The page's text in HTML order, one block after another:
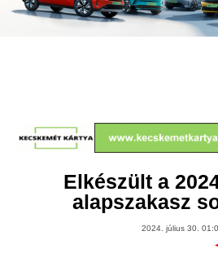
Elkészült a
alapszakasz
2024. július 30.